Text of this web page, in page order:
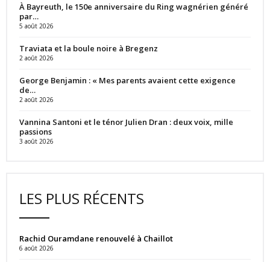
À Bayreuth, le 150e anniversaire du Ring wagnérien généré
par…
5 août 2026
Traviata et la boule noire à Bregenz
2 août 2026
George Benjamin : « Mes parents avaient cette exigence
de…
2 août 2026
Vannina Santoni et le ténor Julien Dran : deux voix, mille
passions
3 août 2026
LES PLUS RÉCENTS
Rachid Ouramdane renouvelé à Chaillot
6 août 2026